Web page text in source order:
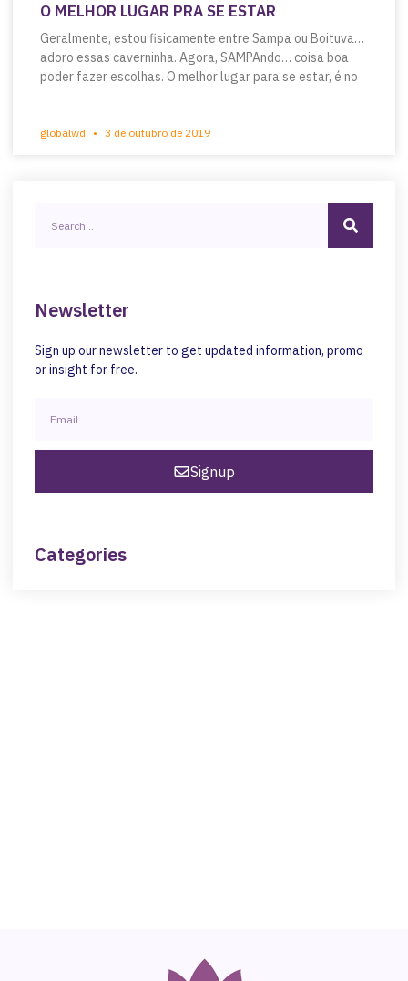
O MELHOR LUGAR PRA SE ESTAR
Geralmente, estou fisicamente entre Sampa ou Boituva…
adoro essas caverninha. Agora, SAMPAndo… coisa boa
poder fazer escolhas. O melhor lugar para se estar, é no
globalwd 3 de outubro de 2019
Newsletter
Sign up our newsletter to get updated information, promo
or insight for free.
Signup
Categories